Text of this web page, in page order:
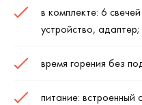
в комплекте: 6
устройство, адаптер;
время горения без
питание: встроенный